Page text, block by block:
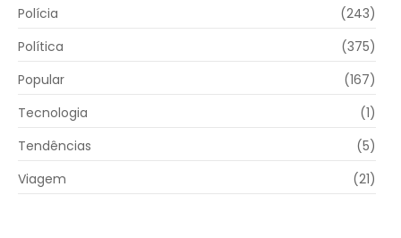
Polícia
(243)
Política
(375)
Popular
(167)
Tecnologia
(1)
Tendências
(5)
Viagem
(21)